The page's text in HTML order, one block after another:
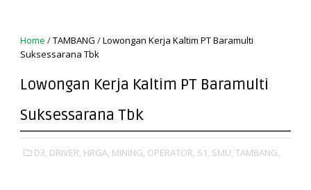
Home /TAMBANG /Lowongan Kerja Kaltim PT Baramulti
Suksessarana Tbk
Lowongan Kerja Kaltim PT Baramulti
Suksessarana Tbk
D3, DRIVER, HRGA, MINING, OPERATOR, S1, SMU, TAMBANG,